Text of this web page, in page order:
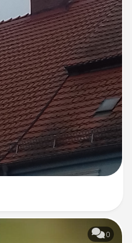
0